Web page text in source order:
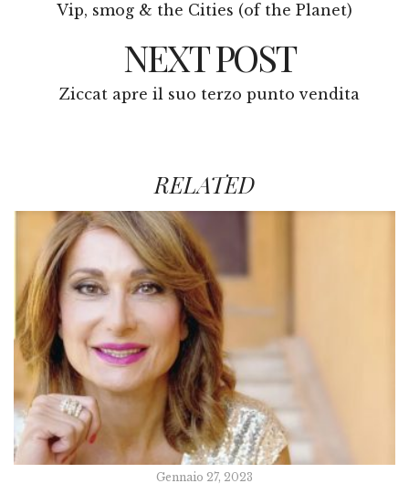
Vip, smog & the Cities (of the Planet)
NEXT POST
Ziccat apre il suo terzo punto vendita
RELATED
Gennaio 27, 2023